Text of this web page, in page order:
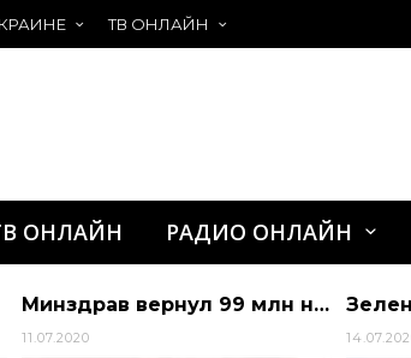
ТВ ОНЛАЙН
ОНЛАЙН РАДИО ОНЛАЙН
Минздрав вернул 99 млн на финансирование обучения в интернатуре | Алиби
11.07.2020